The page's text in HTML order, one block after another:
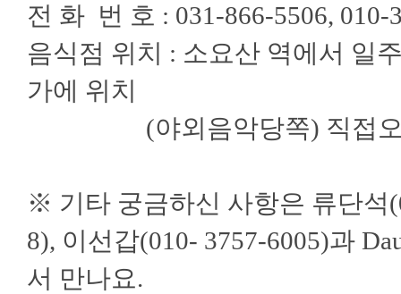
전 화 번 호 : 031-866-5506, 010-
음식점 위치 : 소요산 역에서 일
가에 위치
(야외음악당쪽) 직접오실
※ 기타 궁금하신 사항은 류단석
8), 이선갑(010- 3757-6005)과
서 만나요.